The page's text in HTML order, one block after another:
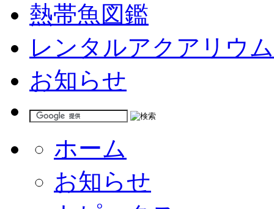
熱帯魚図鑑
レンタルアクアリウム
お知らせ
ホーム
お知らせ